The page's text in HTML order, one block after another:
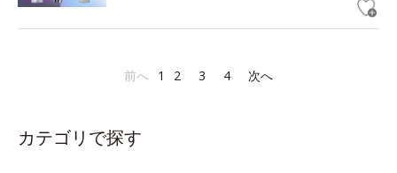
前へ 1 2 3 4 次へ
カテゴリで探す